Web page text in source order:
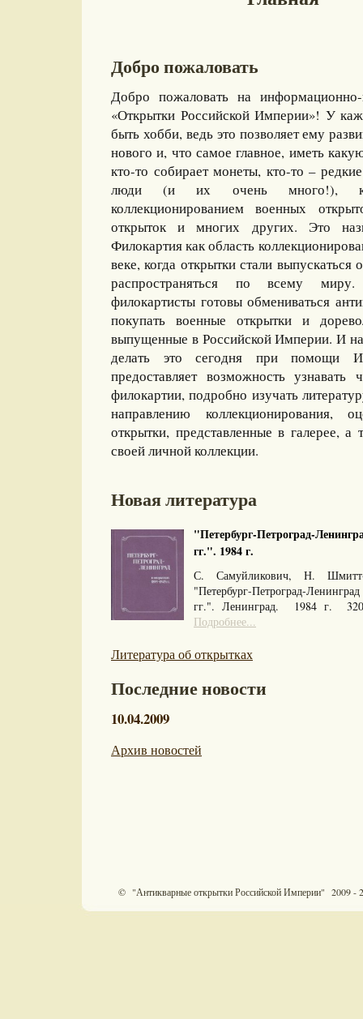
Добро пожаловать
Добро пожаловать на информационно-
«Открытки Российской Империи»! У
быть хобби, ведь это позволяет ему
нового и, что самое главное, иметь
кто-то собирает монеты, кто-то –
люди (и их очень много!),
коллекционированием военных
открыток и многих других. Это
Филокартия как область
веке, когда открытки стали
распространяться по всему
филокартисты готовы обмениваться
покупать военные открытки и
выпущенные в Российской Империи. И
делать это сегодня при помощи
предоставляет возможность
филокартии, подробно изучать
направлению коллекционирования,
открытки, представленные в галерее, а
своей личной коллекции.
Новая литература
"Петербург-Петроград-
гг.". 1984 г.
С. Самуйликович, Н.
"Петербург-Петроград-
гг.". Ленинград. 1984 г.
Подробнее...
Литература об открытках
Последние новости
10.04.2009
Архив новостей
© "Антикварные открытки Российской Империи" 2009 -